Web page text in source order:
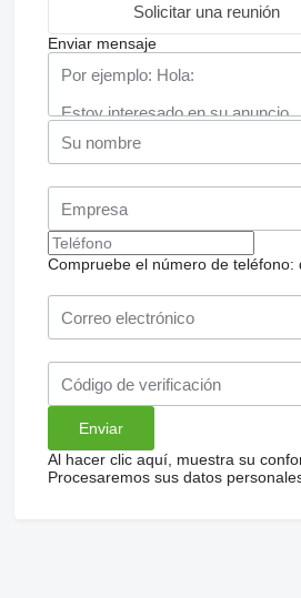
Solicitar una reunión
Enviar mensaje
Compruebe el número de
Al hacer clic aquí, muestra su
Procesaremos sus datos